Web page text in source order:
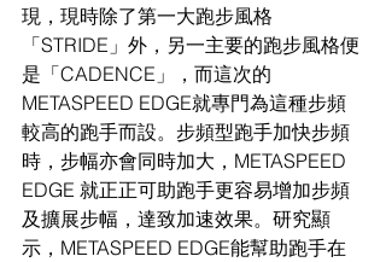
現，現時除了第一大跑步風格
「STRIDE」外，另一主要的跑步風格便
是「CADENCE」，而這次的
METASPEED EDGE就專門為這種步頻
較高的跑手而設。步頻型跑手加快步頻
時，步幅亦會同時加大，METASPEED
EDGE 就正正可助跑手更容易增加步頻
及擴展步幅，達致加速效果。研究顯
示，METASPEED EDGE能幫助跑手在